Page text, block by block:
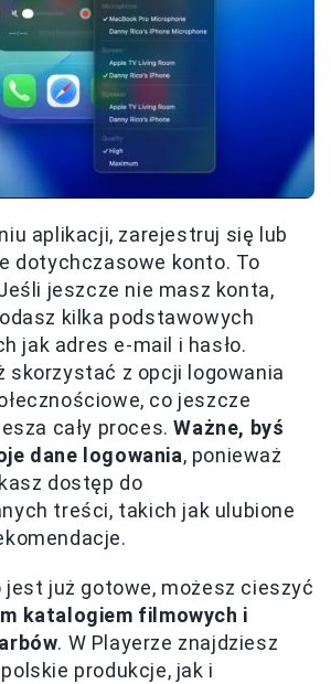
aplikacji, zarejestruj się lub
dotychczasowe konto. To
jeszcze nie masz konta,
kilka podstawowych
jak adres e-mail i hasło.
skorzystać z opcji logowania
co jeszcze
cały proces.Ważne, byś
dane logowania, ponieważ
dostęp do
treści, takich jak ulubione
jest już gotowe, możesz cieszyć
katalogiem filmowych i
. W Playerze znajdziesz
produkcje, jak i